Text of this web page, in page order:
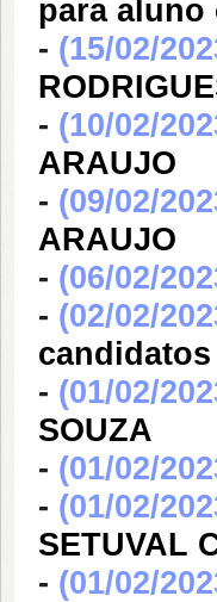
para aluno
- (15/02/
- (10/02/
ARAUJO
- (09/02/
ARAUJO
- (06/02/
- (02/02/
candidatos
- (01/02/
SOUZA
- (01/02/
- (01/02/
SETUVAL
- (01/02/